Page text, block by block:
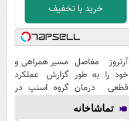
خرید با تخفیف
آرتروز مفاصل
خود را به طور
قطعی درمان
◗پرسش‌نامه◖
مسیر همراهی و
گزارش عملکرد
گروه اسنپ در
تماشاخانه